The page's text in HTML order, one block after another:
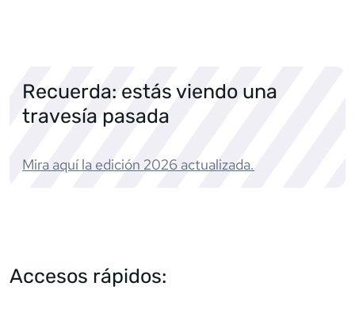
Recuerda: estás viendo una
travesía pasada
Mira aquí la edición 2026 actualizada.
Accesos rápidos: